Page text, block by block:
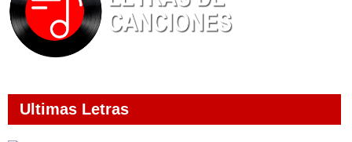
Ultimas Letras